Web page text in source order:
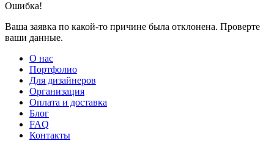
Ошибка!
Ваша заявка по какой-то причине была отклонена. Проверте
ваши данные.
О нас
Портфолио
Для дизайнеров
Организация
Оплата и доставка
Блог
FAQ
Контакты